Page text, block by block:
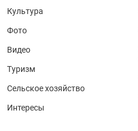
Культура
Фото
Видео
Туризм
Сельское хозяйство
Интересы